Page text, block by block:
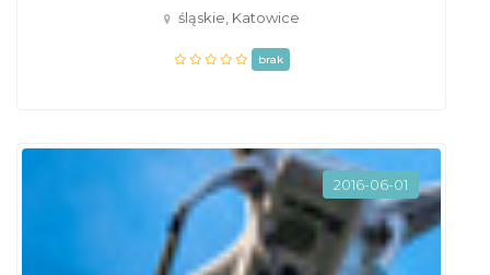
śląskie, Katowice
brak
2016-06-01